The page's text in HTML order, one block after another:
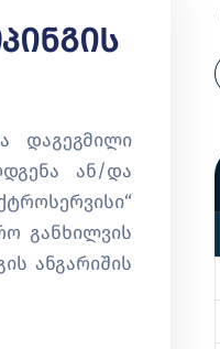
დაგეგმილი
ან/და
განხილვის
ანგარიშის